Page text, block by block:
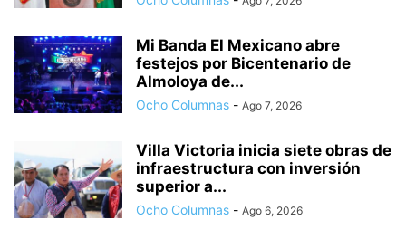
Mi Banda El Mexicano abre
festejos por Bicentenario de
Almoloya de...
Ocho Columnas - Ago 7, 2026
Villa Victoria inicia siete obras de
infraestructura con inversión
superior a...
Ocho Columnas - Ago 6, 2026